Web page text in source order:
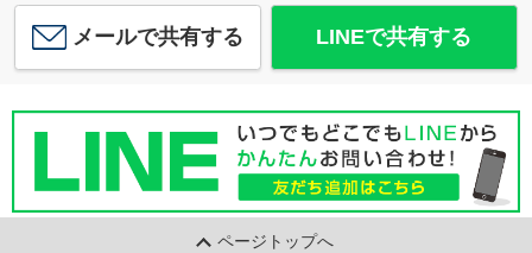
メールで共有する LINEで共有する
ページトップへ